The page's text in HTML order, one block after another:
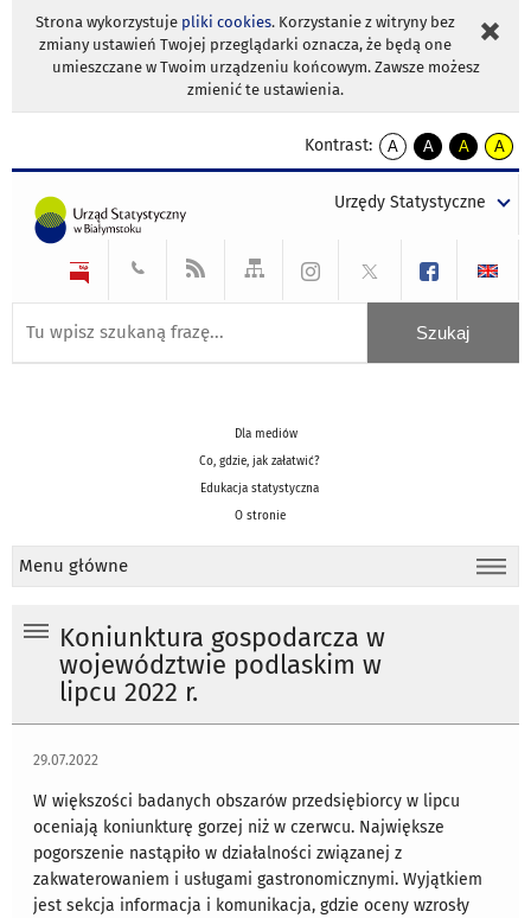
Strona wykorzystuje pliki cookies. Korzystanie z witryny bez
zmiany ustawień Twojej przeglądarki oznacza, że będą one
umieszczane w Twoim urządzeniu końcowym. Zawsze możesz
zmienić te ustawienia.
Kontrast:
A
kontrast
A
kontrast
tekst
czarnym
A
kontrast
tekst
czarnym
A
tekst
żółtym
Urzędy Statystyczne
Dla mediów
Co, gdzie, jak załatwić?
Edukacja statystyczna
O stronie
Menu główne
Koniunktura gospodarcza w
województwie podlaskim w
lipcu 2022 r.
29.07.2022
W większości badanych obszarów przedsiębiorcy w lipcu
oceniają koniunkturę gorzej niż w czerwcu. Największe
pogorszenie nastąpiło w działalności związanej z
zakwaterowaniem i usługami gastronomicznymi. Wyjątkiem
jest sekcja informacja i komunikacja, gdzie oceny wzrosły